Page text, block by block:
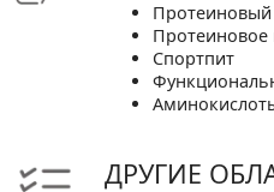
Протеиновое
Спортпит
ДРУГИЕ